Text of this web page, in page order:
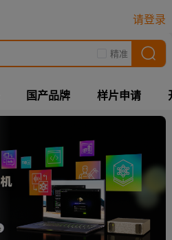
请登录
精准
国产品牌 样片申请